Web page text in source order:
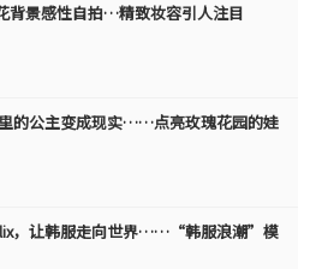
背景感性自拍…精致妆容引人注目
的公主变成现实……点亮玫瑰花园的娃
，让韩服走向世界……“韩服浪潮”模